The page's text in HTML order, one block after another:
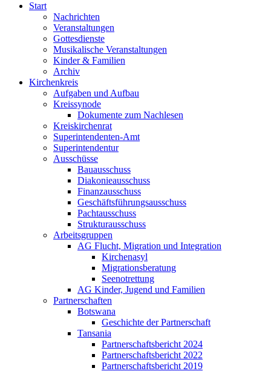
Start
Nachrichten
Veranstaltungen
Gottesdienste
Musikalische Veranstaltungen
Kinder & Familien
Archiv
Kirchenkreis
Aufgaben und Aufbau
Kreissynode
Dokumente zum Nachlesen
Kreiskirchenrat
Superintendenten-Amt
Superintendentur
Ausschüsse
Bauausschuss
Diakonieausschuss
Finanzausschuss
Geschäftsführungsausschuss
Pachtausschuss
Strukturausschuss
Arbeitsgruppen
AG Flucht, Migration und Integration
Kirchenasyl
Migrationsberatung
Seenotrettung
AG Kinder, Jugend und Familien
Partnerschaften
Botswana
Geschichte der Partnerschaft
Tansania
Partnerschaftsbericht 2024
Partnerschaftsbericht 2022
Partnerschaftsbericht 2019